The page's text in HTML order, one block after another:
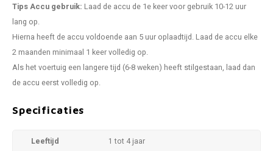
Tips Accu gebruik: Laad de accu de 1e keer voor gebruik 10-12 uur
lang op.
Hierna heeft de accu voldoende aan 5 uur oplaadtijd. Laad de accu elke
2 maanden minimaal 1 keer volledig op.
Als het voertuig een langere tijd (6-8 weken) heeft stilgestaan, laad dan
de accu eerst volledig op.
Specificaties
Leeftijd 1 tot 4 jaar